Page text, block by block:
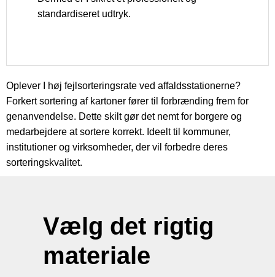
standardiseret udtryk.
Oplever I høj fejlsorteringsrate ved affaldsstationerne?
Forkert sortering af kartoner fører til forbrænding frem for
genanvendelse. Dette skilt gør det nemt for borgere og
medarbejdere at sortere korrekt. Ideelt til kommuner,
institutioner og virksomheder, der vil forbedre deres
sorteringskvalitet.
Vælg det rigtig
materiale